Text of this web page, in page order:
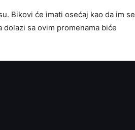
Bikovi će imati osećaj kao da im se
sa ovim promenama biće